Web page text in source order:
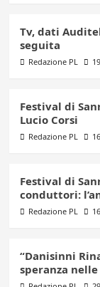
Tv, dati
seguita
Redazione PL
Festival di
Lucio Corsi
Redazione PL
Festival di
conduttori:
Redazione PL
“Danisinni
speranza